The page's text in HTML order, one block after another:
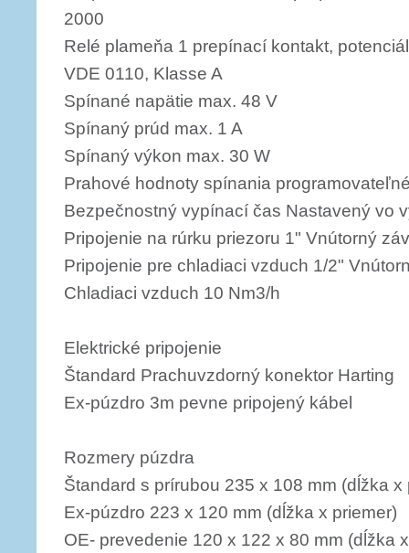
2000
Relé plameňa 1 prepínací kontakt,
VDE 0110, Klasse A
Spínané napätie max. 48 V
Spínaný prúd max. 1 A
Spínaný výkon max. 30 W
Prahové hodnoty spínania
Bezpečnostný vypínací čas Nastavený vo
Pripojenie na rúrku priezoru 1" Vnútorný
Pripojenie pre chladiaci vzduch 1/2"
Chladiaci vzduch 10 Nm3/h
Elektrické pripojenie
Štandard Prachuvzdorný konektor Harting
Ex-púzdro 3m pevne pripojený kábel
Rozmery púzdra
Štandard s prírubou 235 x 108 mm (dĺžka x
Ex-púzdro 223 x 120 mm (dĺžka x priemer)
OE- prevedenie 120 x 122 x 80 mm (dĺžka